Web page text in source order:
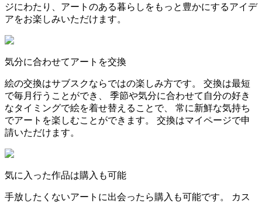
ジにわたり、アートのある暮らしをもっと豊かにするアイデ
アをお楽しみいただけます。
気分に合わせてアートを交換
絵の交換はサブスクならではの楽しみ方です。 交換は最短
で毎月行うことができ、 季節や気分に合わせて自分の好き
なタイミングで絵を着せ替えることで、 常に新鮮な気持ち
でアートを楽しむことができます。 交換はマイページで申
請いただけます。
気に入った作品は購入も可能
手放したくないアートに出会ったら購入も可能です。 カス